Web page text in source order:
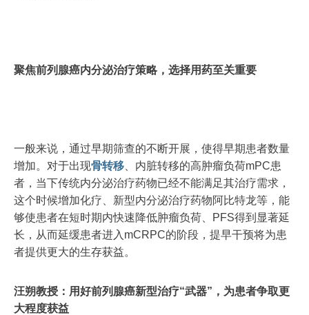
聚焦前列腺癌内分泌治疗策略，选择用药至关重要
一般来说，通过早期筛查的不断开展，使得早期患者数量
增加。对于出现骨转移 、内脏转移的高肿瘤负荷mPC患
者，当下传统内分泌治疗药物已经不能满足其治疗需求，
这个时候增加化疗、新型内分泌治疗药物阿比特龙等，能
够使患者在短时期内快速降低肿瘤负荷、PFS得到显著延
长，从而延缓患者进入mCRPC的阶段，提早干预将为患
者提供更大的生存获益。
汪朔教授：用好前列腺癌新型治疗“武器”，为患者争取更
大程度获益